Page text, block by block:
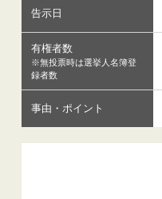
告示日
有権者数
※無投票時は選挙人名簿登
録者数
事由・ポイント